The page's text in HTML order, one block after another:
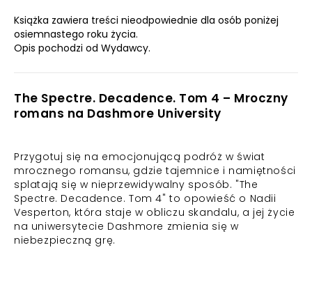
Książka zawiera treści nieodpowiednie dla osób poniżej
osiemnastego roku życia.
Opis pochodzi od Wydawcy.
The Spectre. Decadence. Tom 4 – Mroczny
romans na Dashmore University
Przygotuj się na emocjonującą podróż w świat
mrocznego romansu, gdzie tajemnice i namiętności
splatają się w nieprzewidywalny sposób. "The
Spectre. Decadence. Tom 4" to opowieść o Nadii
Vesperton, która staje w obliczu skandalu, a jej życie
na uniwersytecie Dashmore zmienia się w
niebezpieczną grę.